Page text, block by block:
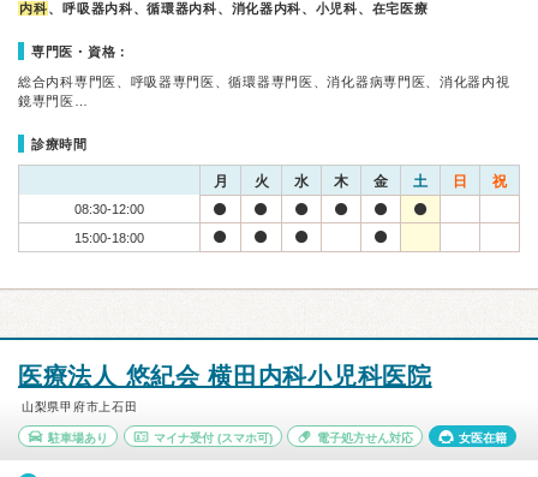
内科、呼吸器内科、循環器内科、消化器内科、小児科、在宅医療
専門医・資格：
総合内科専門医、呼吸器専門医、循環器専門医、消化器病専門医、消化器内視
鏡専門医…
診療時間
月 火 水 木 金 土 日 祝
08:30-12:00
15:00-18:00
医療法人 悠紀会 横田内科小児科医院
山梨県甲府市上石田
駐車場あり マイナ受付(スマホ可) 電子処方せん対応 女医在籍